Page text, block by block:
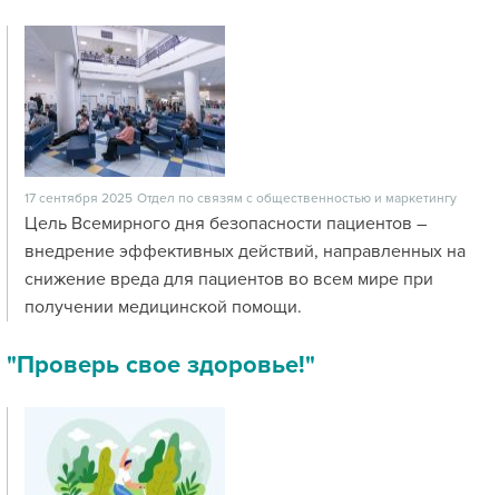
17 сентября 2025 Отдел по связям с общественностью и маркетингу
Цель Всемирного дня безопасности пациентов –
внедрение эффективных действий, направленных на
снижение вреда для пациентов во всем мире при
получении медицинской помощи.
"Проверь свое здоровье!"